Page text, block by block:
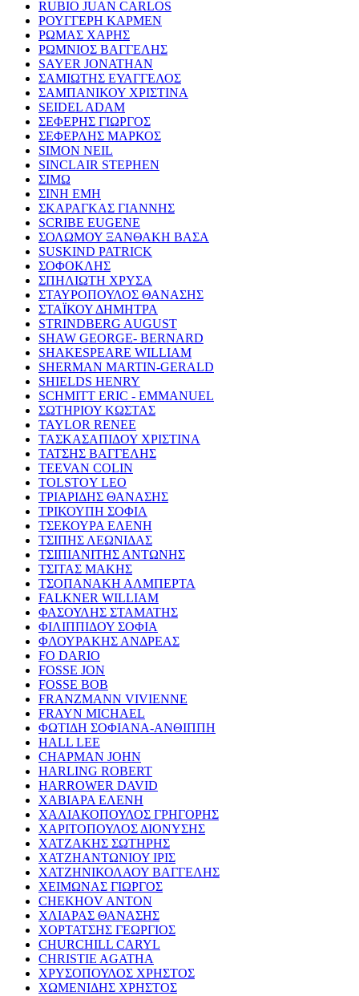
RUBIO JUAN CARLOS
ΡΟΥΓΓΕΡΗ ΚΑΡΜΕΝ
ΡΩΜΑΣ ΧΑΡΗΣ
ΡΩΜΝΙΟΣ ΒΑΓΓΕΛΗΣ
SAYER JONATHAN
ΣΑΜΙΩΤΗΣ ΕΥΑΓΓΕΛΟΣ
ΣΑΜΠΑΝΙΚΟΥ ΧΡΙΣΤΙΝΑ
SEIDEL ADAM
ΣΕΦΕΡΗΣ ΓΙΩΡΓΟΣ
ΣΕΦΕΡΛΗΣ ΜΑΡΚΟΣ
SIMON NEIL
SINCLAIR STEPHEN
ΣΙΜΩ
ΣΙΝΗ ΕΜΗ
ΣΚΑΡΑΓΚΑΣ ΓΙΑΝΝΗΣ
SCRIBE EUGENE
ΣΟΛΩΜΟΥ ΞΑΝΘΑΚΗ ΒΑΣΑ
SUSKIND PATRICK
ΣΟΦΟΚΛΗΣ
ΣΠΗΛΙΩΤΗ ΧΡΥΣΑ
ΣΤΑΥΡΟΠΟΥΛΟΣ ΘΑΝΑΣΗΣ
ΣΤΑΪΚΟΥ ΔΗΜΗΤΡΑ
STRINDBERG AUGUST
SHAW GEORGE- BERNARD
SHAKESPEARE WILLIAM
SHERMAN MARTIN-GERALD
SHIELDS HENRY
SCHMITT ERIC - EMMANUEL
ΣΩΤΗΡΙΟΥ ΚΩΣΤΑΣ
TAYLOR RENEE
ΤΑΣΚΑΣΑΠΙΔΟΥ ΧΡΙΣΤΙΝΑ
ΤΑΤΣΗΣ ΒΑΓΓΕΛΗΣ
TEEVAN COLIN
TOLSTOY LEO
ΤΡΙΑΡΙΔΗΣ ΘΑΝΑΣΗΣ
ΤΡΙΚΟΥΠΗ ΣΟΦΙΑ
ΤΣΕΚΟΥΡΑ ΕΛΕΝΗ
ΤΣΙΠΗΣ ΛΕΩΝΙΔΑΣ
ΤΣΙΠΙΑΝΙΤΗΣ ΑΝΤΩΝΗΣ
ΤΣΙΤΑΣ ΜΑΚΗΣ
ΤΣΟΠΑΝΑΚΗ ΑΛΜΠΕΡΤΑ
FALKNER WILLIAM
ΦΑΣΟΥΛΗΣ ΣΤΑΜΑΤΗΣ
ΦΙΛΙΠΠΙΔΟΥ ΣΟΦΙΑ
ΦΛΟΥΡΑΚΗΣ ΑΝΔΡΕΑΣ
FO DARIO
FOSSE JON
FOSSE BOB
FRANZMANN VIVIENNE
FRAYN MICHAEL
ΦΩΤΙΔΗ ΣΟΦΙΑΝΑ-ΑΝΘΙΠΠΗ
HALL LEE
CHAPMAN JOHN
HARLING ROBERT
HARROWER DAVID
ΧΑΒΙΑΡΑ ΕΛΕΝΗ
ΧΑΛΙΑΚΟΠΟΥΛΟΣ ΓΡΗΓΟΡΗΣ
ΧΑΡΙΤΟΠΟΥΛΟΣ ΔΙΟΝΥΣΗΣ
ΧΑΤΖΑΚΗΣ ΣΩΤΗΡΗΣ
ΧΑΤΖΗΑΝΤΩΝΙΟΥ ΙΡΙΣ
ΧΑΤΖΗΝΙΚΟΛΑΟΥ ΒΑΓΓΕΛΗΣ
ΧΕΙΜΩΝΑΣ ΓΙΩΡΓΟΣ
CHEKHOV ANTON
ΧΛΙΑΡΑΣ ΘΑΝΑΣΗΣ
ΧΟΡΤΑΤΣΗΣ ΓΕΩΡΓΙΟΣ
CHURCHILL CARYL
CHRISTIE AGATHA
ΧΡΥΣΟΠΟΥΛΟΣ ΧΡΗΣΤΟΣ
ΧΩΜΕΝΙΔΗΣ ΧΡΗΣΤΟΣ